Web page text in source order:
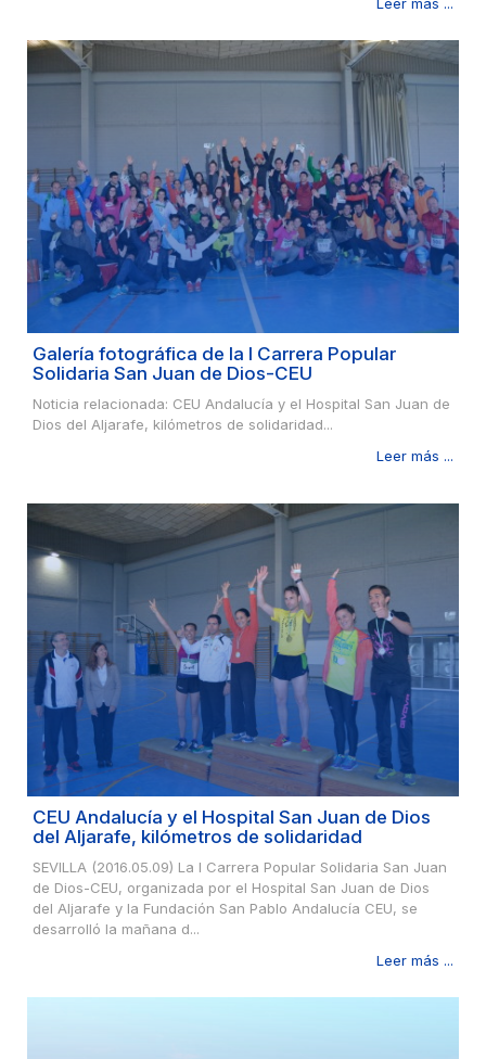
Galería fotográfica de la I Carrera Popular
Solidaria San Juan de Dios-CEU
Noticia relacionada: CEU Andalucía y el Hospital San Juan de
Dios del Aljarafe, kilómetros de solidaridad...
Leer más ...
CEU Andalucía y el Hospital San Juan de Dios
del Aljarafe, kilómetros de solidaridad
SEVILLA (2016.05.09) La I Carrera Popular Solidaria San Juan
de Dios-CEU, organizada por el Hospital San Juan de Dios
del Aljarafe y la Fundación San Pablo Andalucía CEU, se
desarrolló la mañana d...
Leer más ...